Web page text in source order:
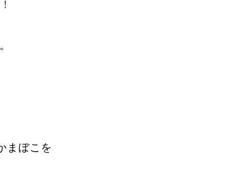
。
まぼこを